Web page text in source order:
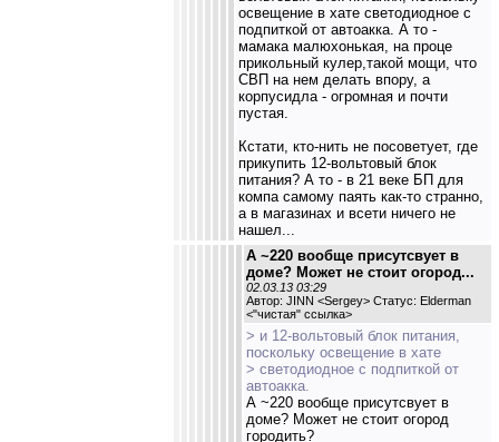
освещение в хате светодиодное с
подпиткой от автоакка. А то -
мамака малюхонькая, на проце
прикольный кулер,такой мощи, что
СВП на нем делать впору, а
корпусидла - огромная и почти
пустая.
Кстати, кто-нить не посоветует, где
прикупить 12-вольтовый блок
питания? А то - в 21 веке БП для
компа самому паять как-то странно,
а в магазинах и всети ничего не
нашел...
А ~220 вообще присутсвует в
доме? Может не стоит огород...
02.03.13 03:29
Автор: JINN <Sergey> Статус: Elderman
<"чистая" ссылка>
> и 12-вольтовый блок питания,
поскольку освещение в хате
> светодиодное с подпиткой от
автоакка.
А ~220 вообще присутсвует в
доме? Может не стоит огород
городить?